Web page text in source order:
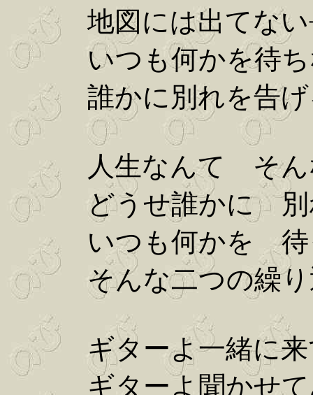
地図には出てない
いつも何かを待ち
誰かに別れを告げ
人生なんて そん
どうせ誰かに 別
いつも何かを 待
そんな二つの繰り
ギターよ一緒に来
ギターよ聞かせて